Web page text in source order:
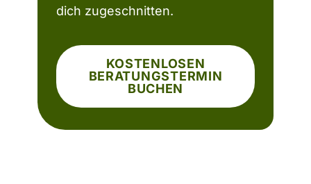
dich zugeschnitten.
KOSTENLOSEN
BERATUNGSTERMIN
BUCHEN